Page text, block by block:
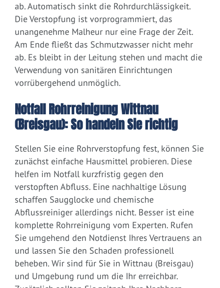
ab. Automatisch sinkt die Rohrdurchlässigkeit.
Die Verstopfung ist vorprogrammiert, das
unangenehme Malheur nur eine Frage der Zeit.
Am Ende fließt das Schmutzwasser nicht mehr
ab. Es bleibt in der Leitung stehen und macht die
Verwendung von sanitären Einrichtungen
vorrübergehend unmöglich.
Notfall Rohrreinigung Wittnau
(Breisgau): So handeln Sie richtig
Stellen Sie eine Rohrverstopfung fest, können Sie
zunächst einfache Hausmittel probieren. Diese
helfen im Notfall kurzfristig gegen den
verstopften Abfluss. Eine nachhaltige Lösung
schaffen Saugglocke und chemische
Abflussreiniger allerdings nicht. Besser ist eine
komplette Rohrreinigung vom Experten. Rufen
Sie umgehend den Notdienst Ihres Vertrauens an
und lassen Sie den Schaden professionell
beheben. Wir sind für Sie in Wittnau (Breisgau)
und Umgebung rund um die Ihr erreichbar.